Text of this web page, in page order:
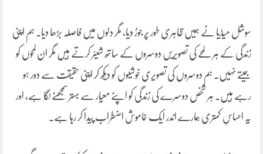
سوشل میڈیا نے ہمیں ظاہری طور پر جوڑ دیا، مگر دلوں میں فاصلہ بڑھا دیا۔ ہم اپنی
زندگی کے ہر لمحے کی تصویریں دوسروں کے ساتھ شیئر کرتے ہیں مگر ان لمحوں کو
جیتے نہیں۔ ہم دوسروں کی تصویری خوشیوں کو دیکھ کر اپنی حقیقت سے دور ہو
رہے ہیں۔ ہر شخص دوسرے کی زندگی کو اپنے معیار سے بہتر سمجھنے لگا ہے، اور
یہ احساسِ کمتری ہمارے اندر ایک خاموش اضطراب پیدا کر رہا ہے۔